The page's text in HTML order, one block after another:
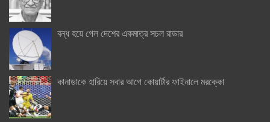
বন্ধ হয়ে গেল দেশের একমাত্র সচল রাডার
কানাডাকে হারিয়ে সবার আগে কোয়ার্টার ফাইনালে মরক্কো